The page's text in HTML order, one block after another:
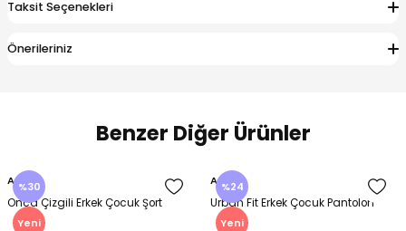
Taksit Seçenekleri
Önerileriniz
Benzer Diğer Ürünler
%30
Yeni
Amine
Onca Çizgili Erkek Çocuk Şort
%24
Yeni
Amine
Urban Fit Erkek Çocuk Pantolon